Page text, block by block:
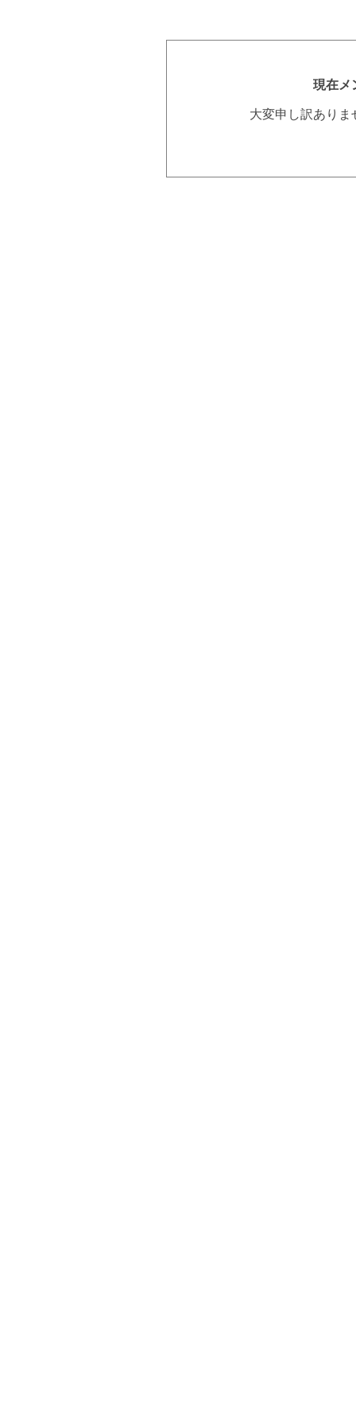
現在メ
大変申し訳あり